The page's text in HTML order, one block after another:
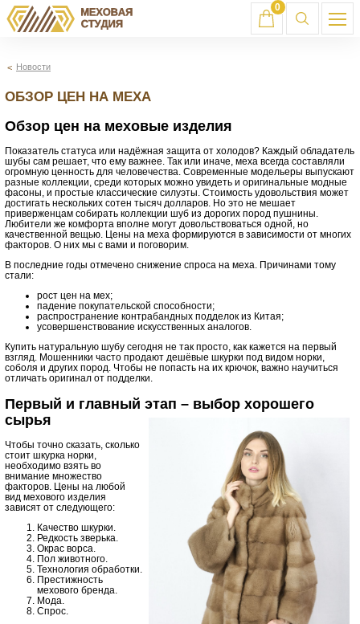
0
Новости
ОБЗОР ЦЕН НА МЕХА
Обзор цен на меховые изделия
Показатель статуса или надёжная защита от холодов? Каждый обладатель
шубы сам решает, что ему важнее. Так или иначе, меха всегда составляли
огромную ценность для человечества. Современные модельеры выпускают
разные коллекции, среди которых можно увидеть и оригинальные модные
фасоны, и простые классические силуэты. Стоимость удовольствия может
достигать нескольких сотен тысяч долларов. Но это не мешает
приверженцам собирать коллекции шуб из дорогих пород пушнины.
Любители же комфорта вполне могут довольствоваться одной, но
качественной вещью. Цены на меха формируются в зависимости от многих
факторов. О них мы с вами и поговорим.
В последние годы отмечено снижение спроса на меха. Причинами тому
стали:
рост цен на мех;
падение покупательской способности;
распространение контрабандных подделок из Китая;
усовершенствование искусственных аналогов.
Купить натуральную шубу сегодня не так просто, как кажется на первый
взгляд. Мошенники часто продают дешёвые шкурки под видом норки,
соболя и других пород. Чтобы не попасть на их крючок, важно научиться
отличать оригинал от подделки.
Первый и главный этап – выбор хорошего
сырья
Чтобы точно сказать, сколько
стоит шкурка норки,
необходимо взять во
внимание множество
факторов. Цены на любой
вид мехового изделия
зависят от следующего:
Качество шкурки.
Редкость зверька.
Окрас ворса.
Пол животного.
Технология обработки.
Престижность
мехового бренда.
Мода.
Спрос.